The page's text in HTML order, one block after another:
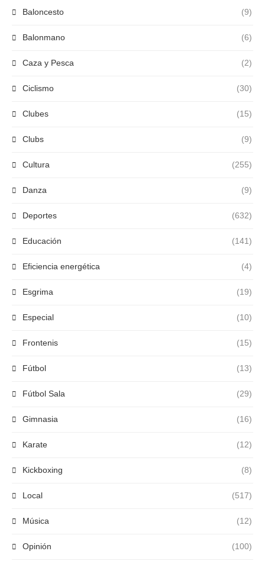
Baloncesto (9)
Balonmano (6)
Caza y Pesca (2)
Ciclismo (30)
Clubes (15)
Clubs (9)
Cultura (255)
Danza (9)
Deportes (632)
Educación (141)
Eficiencia energética (4)
Esgrima (19)
Especial (10)
Frontenis (15)
Fútbol (13)
Fútbol Sala (29)
Gimnasia (16)
Karate (12)
Kickboxing (8)
Local (517)
Música (12)
Opinión (100)